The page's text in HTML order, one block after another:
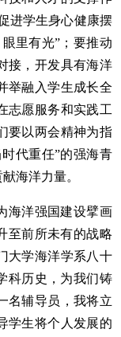
进学生身心健康摆
里有光”；要推动
接，开发具有海洋
举融入学生成长全
志愿服务和实践工
要以两会精神为指
代重任”的强海青
海洋力量。
海洋强国建设擘画
至前所未有的战略
大学海洋学系八十
科历史，为我们铸
名辅导员，我将立
学生将个人发展的